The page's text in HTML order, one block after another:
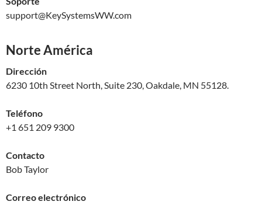
support@KeySystemsWW.com
Norte América
Dirección
6230 10th Street North, Suite 230, Oakdale, MN 55128.
Teléfono
+1 651 209 9300
Contacto
Bob Taylor
Correo electrónico